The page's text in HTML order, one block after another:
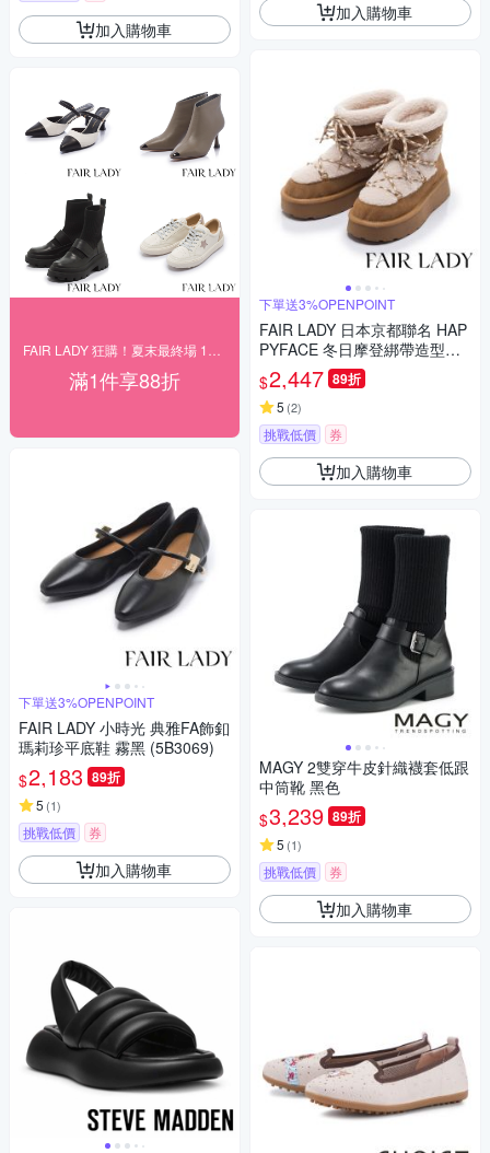
加入購物車
滿1件享88折
下單送3%OPENPOINT
FAIR LADY 小時光 典雅FA飾釦
瑪莉珍平底鞋 霧黑 (5B3069)
$2,183 89折
5 (1)
挑戰低價 券
加入購物車
加入購物車
下單送3%OPENPOINT
FAIR LADY 日本京都聯名 HAP
PYFACE 冬日摩登綁帶造型保
暖雪靴 駝(7E3080)
$2,447 89折
5 (2)
挑戰低價 券
加入購物車
MAGY 2雙穿牛皮針織襪套低跟
中筒靴 黑色
$3,239 89折
5 (1)
挑戰低價 券
加入購物車